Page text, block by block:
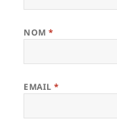
NOM*
EMAIL*